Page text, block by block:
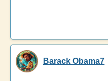
Barack Obama7